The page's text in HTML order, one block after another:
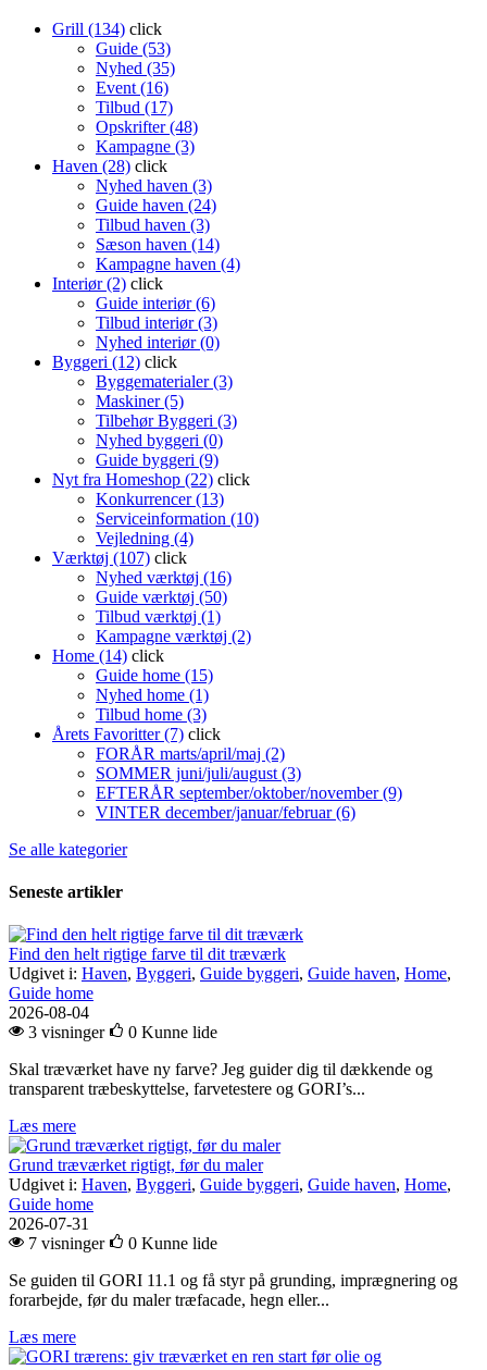
Grill (134) click
Guide (53)
Nyhed (35)
Event (16)
Tilbud (17)
Opskrifter (48)
Kampagne (3)
Haven (28) click
Nyhed haven (3)
Guide haven (24)
Tilbud haven (3)
Sæson haven (14)
Kampagne haven (4)
Interiør (2) click
Guide interiør (6)
Tilbud interiør (3)
Nyhed interiør (0)
Byggeri (12) click
Byggematerialer (3)
Maskiner (5)
Tilbehør Byggeri (3)
Nyhed byggeri (0)
Guide byggeri (9)
Nyt fra Homeshop (22) click
Konkurrencer (13)
Serviceinformation (10)
Vejledning (4)
Værktøj (107) click
Nyhed værktøj (16)
Guide værktøj (50)
Tilbud værktøj (1)
Kampagne værktøj (2)
Home (14) click
Guide home (15)
Nyhed home (1)
Tilbud home (3)
Årets Favoritter (7) click
FORÅR marts/april/maj (2)
SOMMER juni/juli/august (3)
EFTERÅR september/oktober/november (9)
VINTER december/januar/februar (6)
Se alle kategorier
Seneste artikler
Find den helt rigtige farve til dit træværk
Udgivet i: Haven, Byggeri, Guide byggeri, Guide haven, Home,
Guide home
2026-08-04
3 visninger
0 Kunne lide
Skal træværket have ny farve? Jeg guider dig til dækkende og
transparent træbeskyttelse, farvetestere og GORI’s...
Læs mere
Grund træværket rigtigt, før du maler
Udgivet i: Haven, Byggeri, Guide byggeri, Guide haven, Home,
Guide home
2026-07-31
7 visninger
0 Kunne lide
Se guiden til GORI 11.1 og få styr på grunding, imprægnering og
forarbejde, før du maler træfacade, hegn eller...
Læs mere